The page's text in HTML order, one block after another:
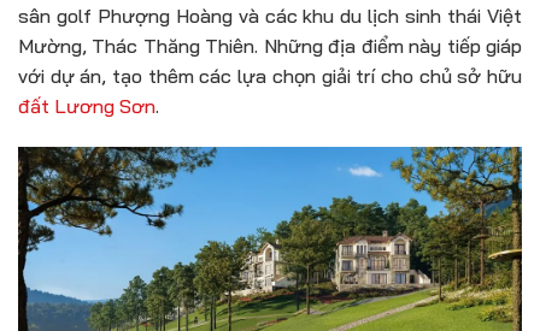
sân golf Phượng Hoàng và các khu du lịch sinh thái Việt
Mường, Thác Thăng Thiên. Những địa điểm này tiếp giáp
với dự án, tạo thêm các lựa chọn giải trí cho chủ sở hữu
đất Lương Sơn.